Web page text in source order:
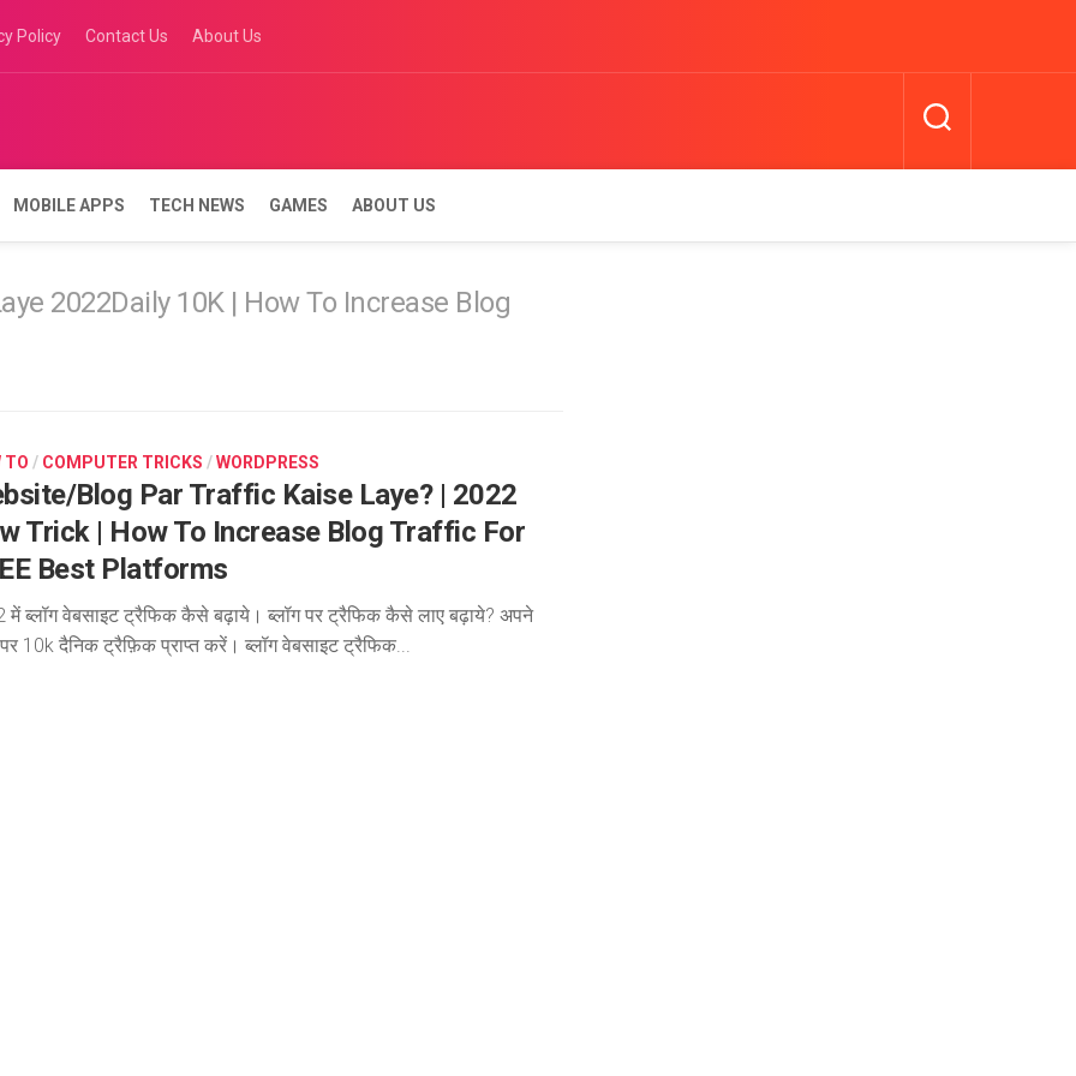
Policy Contact Us About Us
MOBILE APPS TECH NEWS GAMES ABOUT US
2022Daily 10K | How To Increase Blog
TO / COMPUTER TRICKS /WORDPRESS
Blog Par Traffic Kaise Laye? | 2022
Trick | How To Increase Blog Traffic For
Best Platforms
में ब्लॉग वेबसाइट ट्रैफिक कैसे बढ़ाये। ब्लॉग पर ट्रैफिक कैसे लाए बढ़ाये? अपने
पर 10k दैनिक ट्रैफ़िक प्राप्त करें। ब्लॉग वेबसाइट ट्रैफिक...